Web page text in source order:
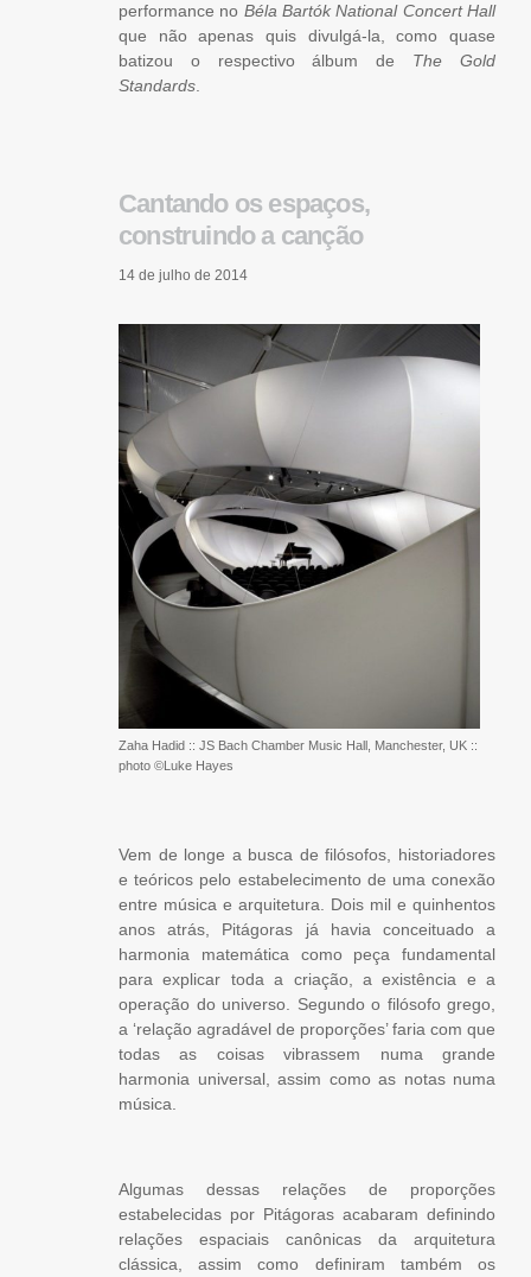
performance no Béla Bartók National Concert Hall
que não apenas quis divulgá-la, como quase
batizou o respectivo álbum de The Gold
Standards.
Cantando os espaços,
construindo a canção
14 de julho de 2014
Zaha Hadid :: JS Bach Chamber Music Hall, Manchester, UK ::
photo ©Luke Hayes
Vem de longe a busca de filósofos, historiadores
e teóricos pelo estabelecimento de uma conexão
entre música e arquitetura. Dois mil e quinhentos
anos atrás, Pitágoras já havia conceituado a
harmonia matemática como peça fundamental
para explicar toda a criação, a existência e a
operação do universo. Segundo o filósofo grego,
a ‘relação agradável de proporções’ faria com que
todas as coisas vibrassem numa grande
harmonia universal, assim como as notas numa
música.
Algumas dessas relações de proporções
estabelecidas por Pitágoras acabaram definindo
relações espaciais canônicas da arquitetura
clássica, assim como definiram também os